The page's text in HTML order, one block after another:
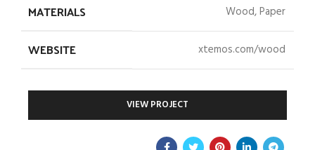
MATERIALS Wood, Paper
WEBSITE xtemos.com/wood
VIEW PROJECT